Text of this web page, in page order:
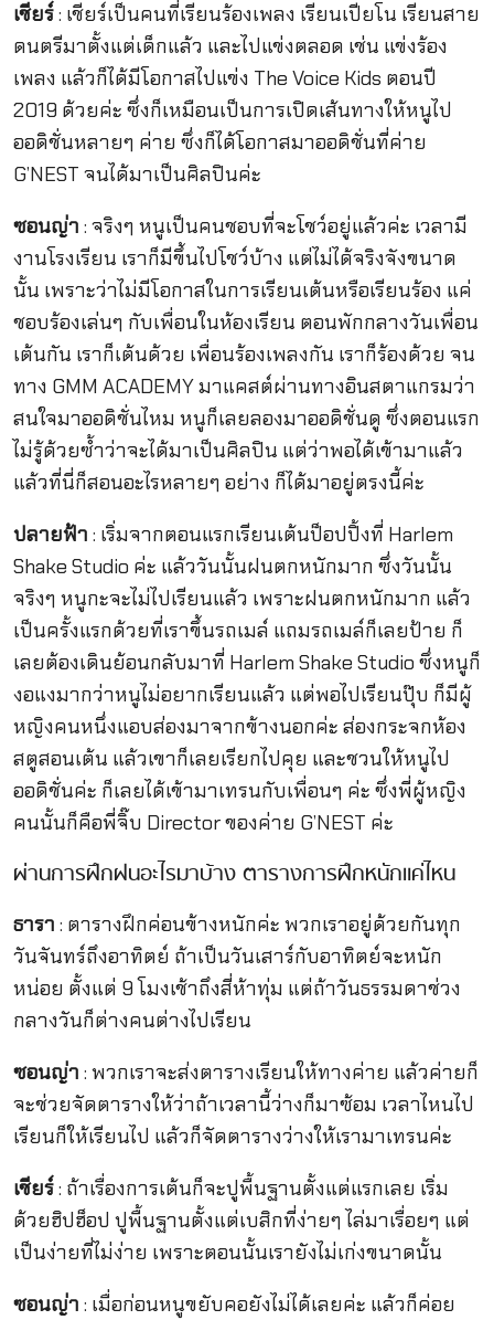
เชียร์: เชียร์เป็นคนที่เรียนร้องเพลง เรียนเปียโน เรียนสาย
ดนตรีมาตั้งแต่เด็กแล้ว และไปแข่งตลอด เช่น แข่งร้อง
เพลง แล้วก็ได้มีโอกาสไปแข่ง The Voice Kids ตอนปี
2019 ด้วยค่ะ ซึ่งก็เหมือนเป็นการเปิดเส้นทางให้หนูไป
ออดิชั่นหลายๆ ค่าย ซึ่งก็ได้โอกาสมาออดิชั่นที่ค่าย
G’NEST จนได้มาเป็นศิลปินค่ะ
ซอนญ่า : จริงๆ หนูเป็นคนชอบที่จะโชว์อยู่แล้วค่ะ เวลามี
งานโรงเรียน เราก็มีขึ้นไปโชว์บ้าง แต่ไม่ได้จริงจังขนาด
นั้น เพราะว่าไม่มีโอกาสในการเรียนเต้นหรือเรียนร้อง แค่
ชอบร้องเล่นๆ กับเพื่อนในห้องเรียน ตอนพักกลางวันเพื่อน
เต้นกัน เราก็เต้นด้วย เพื่อนร้องเพลงกัน เราก็ร้องด้วย จน
ทาง GMM ACADEMY มาแคสต์ผ่านทางอินสตาแกรมว่า
สนใจมาออดิชั่นไหม หนูก็เลยลองมาออดิชั่นดู ซึ่งตอนแรก
ไม่รู้ด้วยซ้ำว่าจะได้มาเป็นศิลปิน แต่ว่าพอได้เข้ามาแล้ว
แล้วที่นี่ก็สอนอะไรหลายๆ อย่าง ก็ได้มาอยู่ตรงนี้ค่ะ
ปลายฟ้า : เริ่มจากตอนแรกเรียนเต้นป็อปปิ้งที่ Harlem
Shake Studio ค่ะ แล้ววันนั้นฝนตกหนักมาก ซึ่งวันนั้น
จริงๆ หนูกะจะไม่ไปเรียนแล้ว เพราะฝนตกหนักมาก แล้ว
เป็นครั้งแรกด้วยที่เราขึ้นรถเมล์ แถมรถเมล์ก็เลยป้าย ก็
เลยต้องเดินย้อนกลับมาที่ Harlem Shake Studio ซึ่งหนูก็
งอแงมากว่าหนูไม่อยากเรียนแล้ว แต่พอไปเรียนปุ๊บ ก็มีผู้
หญิงคนหนึ่งแอบส่องมาจากข้างนอกค่ะ ส่องกระจกห้อง
สตูสอนเต้น แล้วเขาก็เลยเรียกไปคุย และชวนให้หนูไป
ออดิชั่นค่ะ ก็เลยได้เข้ามาเทรนกับเพื่อนๆ ค่ะ ซึ่งพี่ผู้หญิง
คนนั้นก็คือพี่จิ๊บ Director ของค่าย G’NEST ค่ะ
ผ่านการฝึกฝนอะไรมาบ้าง ตารางการฝึกหนักแค่ไหน
ธารา : ตารางฝึกค่อนข้างหนักค่ะ พวกเราอยู่ด้วยกันทุก
วันจันทร์ถึงอาทิตย์ ถ้าเป็นวันเสาร์กับอาทิตย์จะหนัก
หน่อย ตั้งแต่ 9 โมงเช้าถึงสี่ห้าทุ่ม แต่ถ้าวันธรรมดาช่วง
กลางวันก็ต่างคนต่างไปเรียน
ซอนญ่า : พวกเราจะส่งตารางเรียนให้ทางค่าย แล้วค่ายก็
จะช่วยจัดตารางให้ว่าถ้าเวลานี้ว่างก็มาซ้อม เวลาไหนไป
เรียนก็ให้เรียนไป แล้วก็จัดตารางว่างให้เรามาเทรนค่ะ
เชียร์: ถ้าเรื่องการเต้นก็จะปูพื้นฐานตั้งแต่แรกเลย เริ่ม
ด้วยฮิปฮ็อป ปูพื้นฐานตั้งแต่เบสิกที่ง่ายๆ ไล่มาเรื่อยๆ แต่
เป็นง่ายที่ไม่ง่าย เพราะตอนนั้นเรายังไม่เก่งขนาดนั้น
ซอนญ่า : เมื่อก่อนหนูขยับคอยังไม่ได้เลยค่ะ แล้วก็ค่อย